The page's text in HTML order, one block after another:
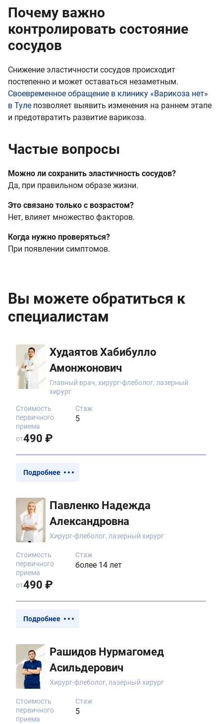
Почему важно
контролировать состояние
сосудов
Снижение эластичности сосудов происходит
постепенно и может оставаться незаметным.
Своевременное обращение в клинику «Варикоза нет»
в Туле позволяет выявить изменения на раннем этапе
и предотвратить развитие варикоза.
Частые вопросы
Можно ли сохранить эластичность сосудов?
Да, при правильном образе жизни.
Это связано только с возрастом?
Нет, влияет множество факторов.
Когда нужно проверяться?
При появлении симптомов.
Вы можете обратиться к
специалистам
Худаятов Хабибулло
Амонжонович
Главный врач, хирург-флеболог, лазерный
хирург
Стаж
5
Стоимость
первичного
приема
от490 ₽
Подробнее
Павленко Надежда
Александровна
Хирург-флеболог, лазерный хирург
Стаж
более 14 лет
Стоимость
первичного
приема
от490 ₽
Подробнее
Рашидов Нурмагомед
Асильдерович
Хирург-флеболог, лазерный хирург
Стаж
5
Стоимость
первичного
приема